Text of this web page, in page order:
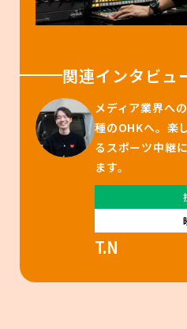
関連インタビュ
メディア業界へ
種のOHKへ。楽
るスポーツ中継
ます。
T.N